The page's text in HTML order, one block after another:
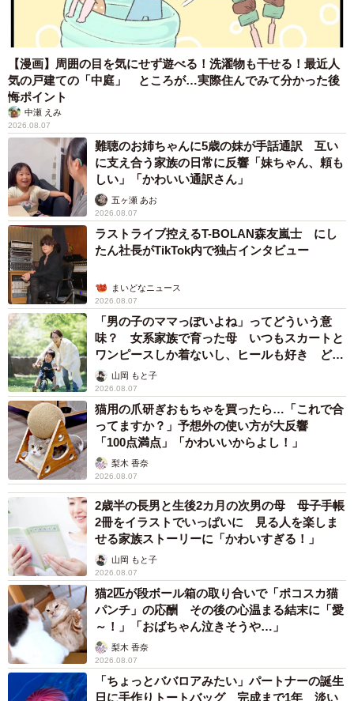
仲良くお散歩。（左から）同居犬・ぶんたちゃん、みつ子ちゃん（画像
提供：今日のぶんたとみつ子さん）
みつ子ちゃんは、次第に家族へ心を開いていったといいま
す。
「我が家に来たころは、自分から“かまってアピール”をする
ことは全くありませんでした。とてもビビりで、じっと待
っているタイプだったんです。でも今は、私がみつ子のほ
うに行くと『来てくれるの？』と尻尾を振って喜んでくれ
ます。ときには私がゴロゴロしながらテレビを見ている
と、自分のタイミングで『抱っこして』『撫でて』とアピ
ールできるようになりました」
【漫画】周囲の目を気にせず遊べる！洗濯物も干せる！最近人
気の戸建ての「中庭」 ところが…実際住んでみて分かった後
悔ポイント
中瀬 えみ
2026.08.07
難聴のお姉ちゃんに5歳の妹が手話通訳 互い
に支え合う家族の日常に反響「妹ちゃん、頼も
しい」「かわいい通訳さん」
五ヶ瀬 あお
2026.08.07
ラストライブ控えるT-BOLAN森友嵐士 にし
たん社長がTikTok内で独占インタビュー
まいどなニュース
2026.08.07
「男の子のママっぽいよね」ってどういう意
味？ 女系家族で育った母 いつもスカートと
ワンピースしか着ないし、ヒールも好き どの
へんが…
山岡 もと子
2026.08.07
猫用の爪研ぎおもちゃを買ったら…「これで合
ってますか？」予想外の使い方が大反響
「100点満点」「かわいいからよし！」
梨木 香奈
2026.08.07
2歳半の長男と生後2カ月の次男の母 母子手帳
2冊をイラストでいっぱいに 見る人を楽しま
せる家族ストーリーに「かわいすぎる！」
山岡 もと子
2026.08.07
猫2匹が段ボール箱の取り合いで「ポコスカ猫
パンチ」の応酬 その後の心温まる結末に「愛
～！」「おばちゃん泣きそうや…」
梨木 香奈
2026.08.07
「ちょっとババロアみたい」パートナーの誕生
日に手作りトートバッグ 完成まで1年 淡い